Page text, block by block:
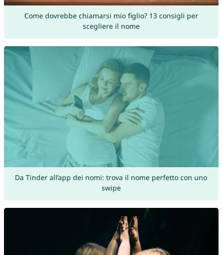
Come dovrebbe chiamarsi mio figlio? 13 consigli per
scegliere il nome
Da Tinder all’app dei nomi: trova il nome perfetto con uno
swipe